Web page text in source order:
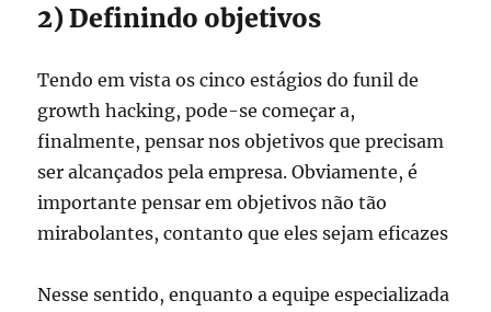
2) Definindo objetivos
Tendo em vista os cinco estágios do funil de
growth hacking, pode-se começar a,
finalmente, pensar nos objetivos que precisam
ser alcançados pela empresa. Obviamente, é
importante pensar em objetivos não tão
mirabolantes, contanto que eles sejam eficazes
Nesse sentido, enquanto a equipe especializada